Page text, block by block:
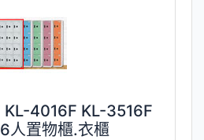
4016F KL-3516F
人置物櫃.衣櫃